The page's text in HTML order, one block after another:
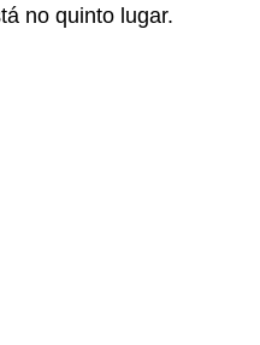
no quinto lugar.